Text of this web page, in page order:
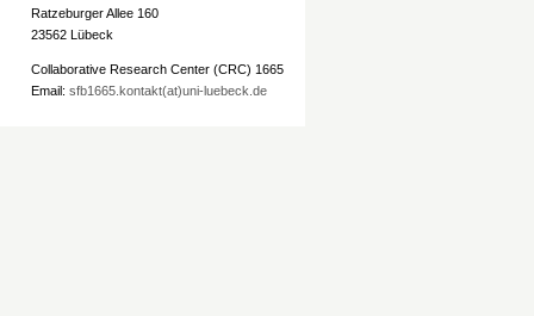
Ratzeburger Allee 160
23562 Lübeck
Collaborative Research Center (CRC) 1665
Email: sfb1665.kontakt(at)uni-luebeck.de